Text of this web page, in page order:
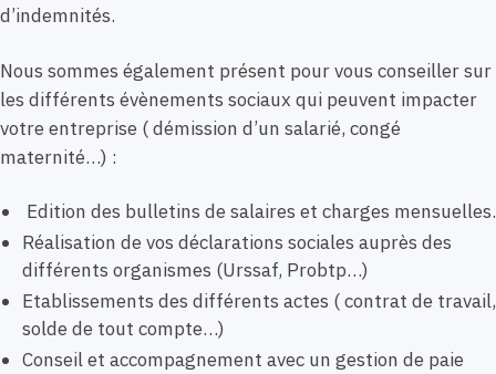
d’indemnités.
Nous sommes également présent pour vous conseiller sur
les différents évènements sociaux qui peuvent impacter
votre entreprise ( démission d’un salarié, congé
maternité…) :
Edition des bulletins de salaires et charges mensuelles.
Réalisation de vos déclarations sociales auprès des
différents organismes (Urssaf, Probtp…)
Etablissements des différents actes ( contrat de travail,
solde de tout compte…)
Conseil et accompagnement avec un gestion de paie